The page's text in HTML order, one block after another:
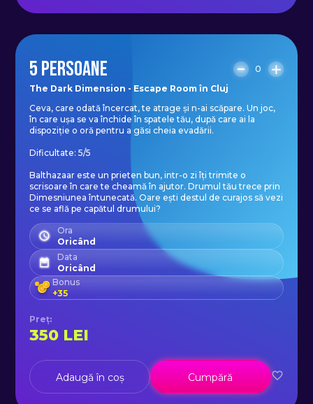
5 PERSOANE
0
The Dark Dimension - Escape Room în Cluj
Ceva, care odată încercat, te atrage și n-ai scăpare. Un joc,
în care ușa se va închide în spatele tău, după care ai la
dispoziție o oră pentru a găsi cheia evadării.
Dificultate: 5/5
Balthazaar este un prieten bun, intr-o zi îți trimite o
scrisoare în care te cheamă în ajutor. Drumul tău trece prin
Dimesniunea întunecată. Oare ești destul de curajos să vezi
ce se află pe capătul drumului?
Ora
Oricând
Data
Oricând
Bonus
+35
Preț:
350 LEI
Adaugă în coș Cumpără